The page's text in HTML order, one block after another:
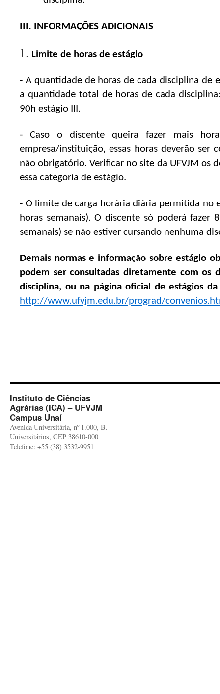
III. INFORMAÇÕES ADICIONAIS
Limite de horas de estágio
- A quantidade de horas de cada disciplina de
a quantidade total de horas de cada
90h estágio III.
- Caso o discente queira fazer mais
empresa/instituição, essas horas deverão ser
não obrigatório. Verificar no site da UFVJM os
essa categoria de estágio.
- O limite de carga horária diária permitida no
horas semanais). O discente só poderá fazer
semanais) se não estiver cursando nenhuma
Demais normas e informação sobre estágio
podem ser consultadas diretamente com os
disciplina, ou na página oficial de estágios
http://www.ufvjm.edu.br/prograd/
Instituto de Ciências
Agrárias (ICA) – UFVJM
Campus Unaí
Avenida Universitária, nº 1.000, B.
Universitários, CEP 38610-000
Telefone: +55 (38) 3532-9951